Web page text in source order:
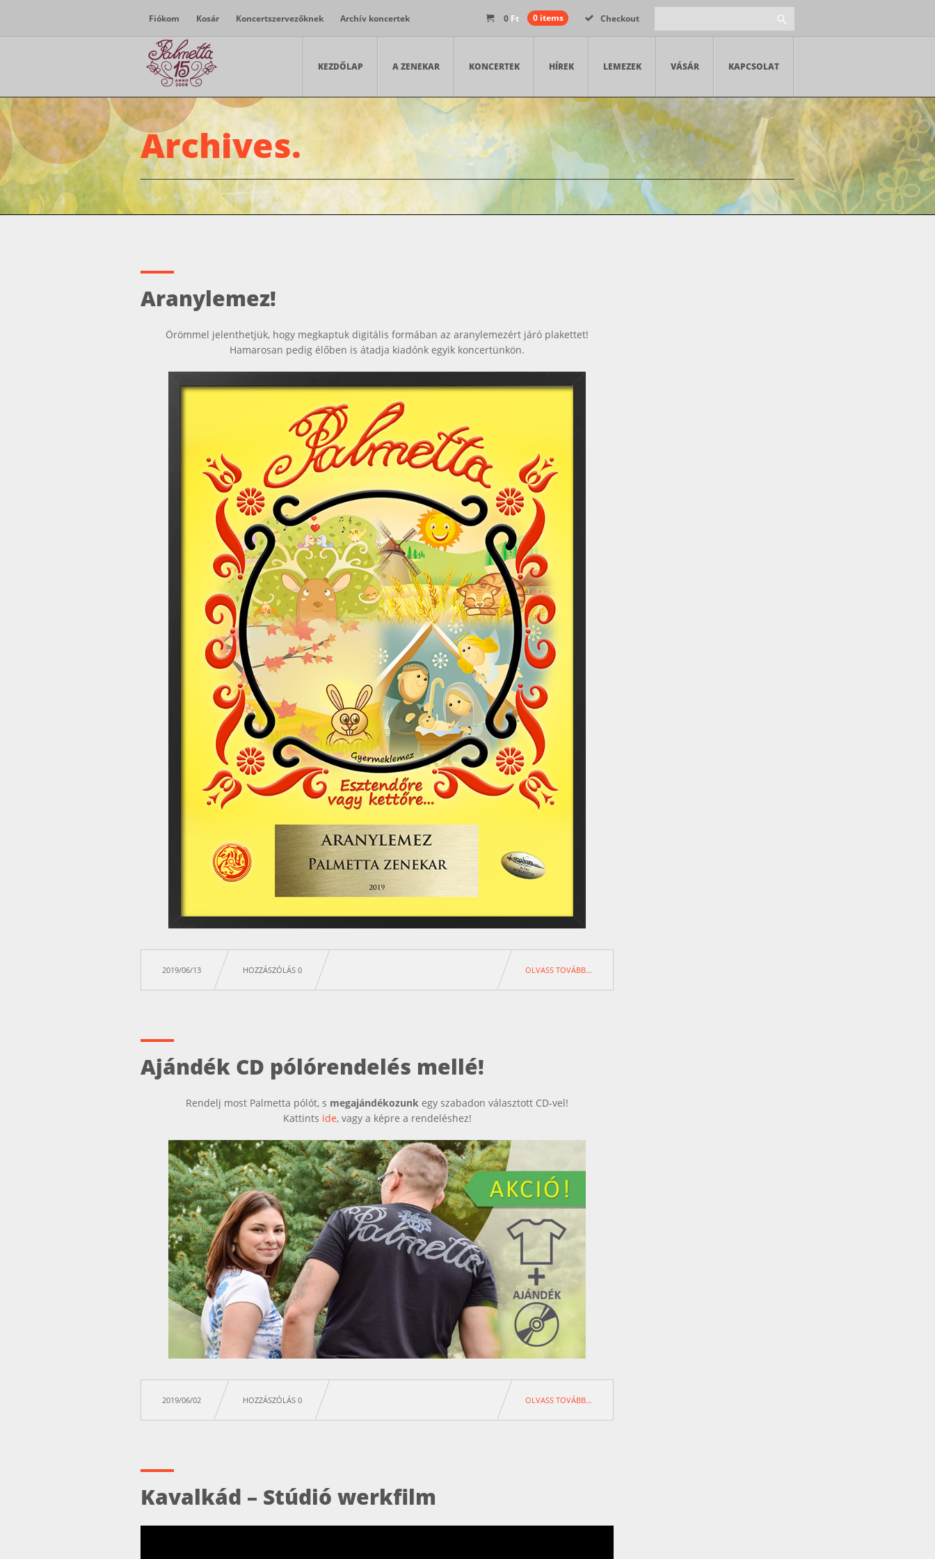
Fiókom Kosár Koncertszervezőknek Archív koncertek 0 Ft 0 items Checkout
KEZDŐLAP A ZENEKAR KONCERTEK HÍREK LEMEZEK VÁSÁR KAPCSOLAT
Archives.
Aranylemez!
Örömmel jelenthetjük, hogy megkaptuk digitális formában az aranylemezért járó plakettet!
Hamarosan pedig élőben is átadja kiadónk egyik koncertünkön.
2019/06/13 HOZZÁSZÓLÁS 0 OLVASS TOVÁBB…
Ajándék CD pólórendelés mellé!
Rendelj most Palmetta pólót, s megajándékozunk egy szabadon választott CD-vel!
Kattints ide, vagy a képre a rendeléshez!
2019/06/02 HOZZÁSZÓLÁS 0 OLVASS TOVÁBB…
Kavalkád – Stúdió werkfilm